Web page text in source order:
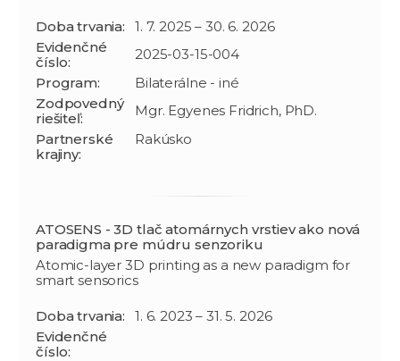
Doba trvania:
1. 7. 2025 – 30. 6. 2026
Evidenčné
číslo:
2025-03-15-004
Program:
Bilaterálne - iné
Zodpovedný
riešiteľ:
Mgr. Egyenes Fridrich, PhD.
Partnerské
krajiny:
Rakúsko
ATOSENS - 3D tlač atomárnych vrstiev ako nová
paradigma pre múdru senzoriku
Atomic-layer 3D printing as a new paradigm for
smart sensorics
Doba trvania:
1. 6. 2023 – 31. 5. 2026
Evidenčné
číslo: